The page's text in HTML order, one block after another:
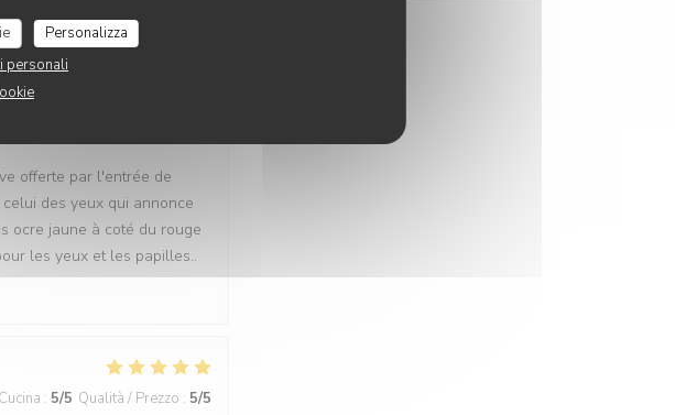
Personalizza
personali
offerte par l'entrée de
des yeux qui annonce
ocre jaune à coté du rouge
les yeux et les papilles..
Cucina : 5/5 Qualità / Prezzo : 5/5